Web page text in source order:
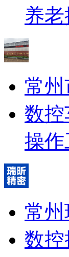
养
常
数
操作
常
数控